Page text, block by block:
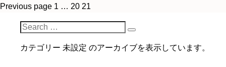
投
Previous page P
g
1 … P
g
e
20 P
g
e
21
S
a
e
カテゴリー 未設定 のアーカイブを表示しています。